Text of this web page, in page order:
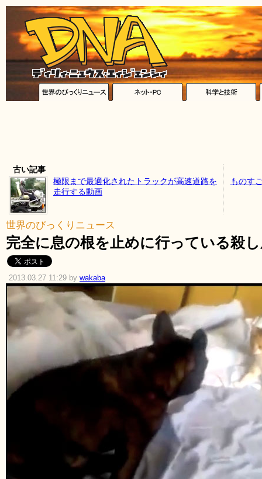
古い記事
極限まで最適化されたトラックが高速道路を
走行する動画
ものす
世界のびっくりニュース
完全に息の根を止めに行っている殺
2013.03.27 11:29 by wakaba